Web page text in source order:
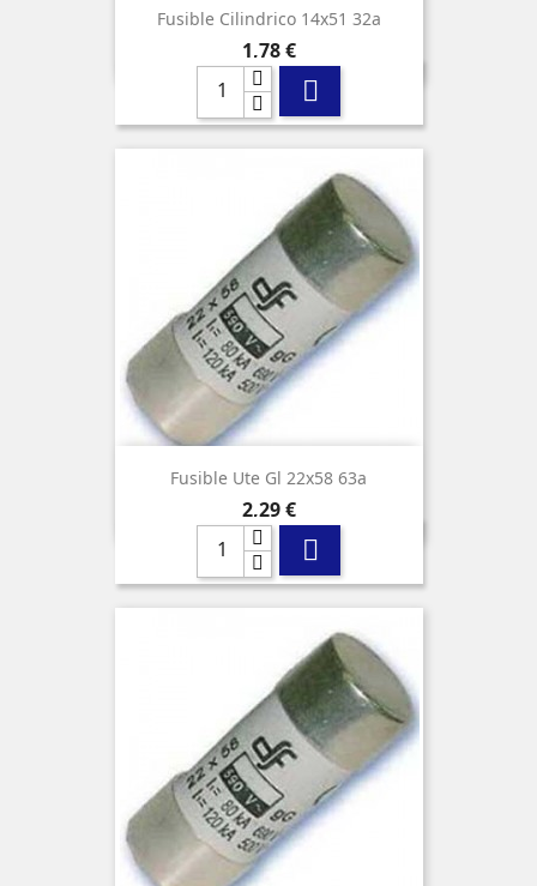
Fusible Cilindrico 14x51 32a
Precio
1,78 €

Fusible Ute Gl 22x58 63a
Precio
2,29 €
